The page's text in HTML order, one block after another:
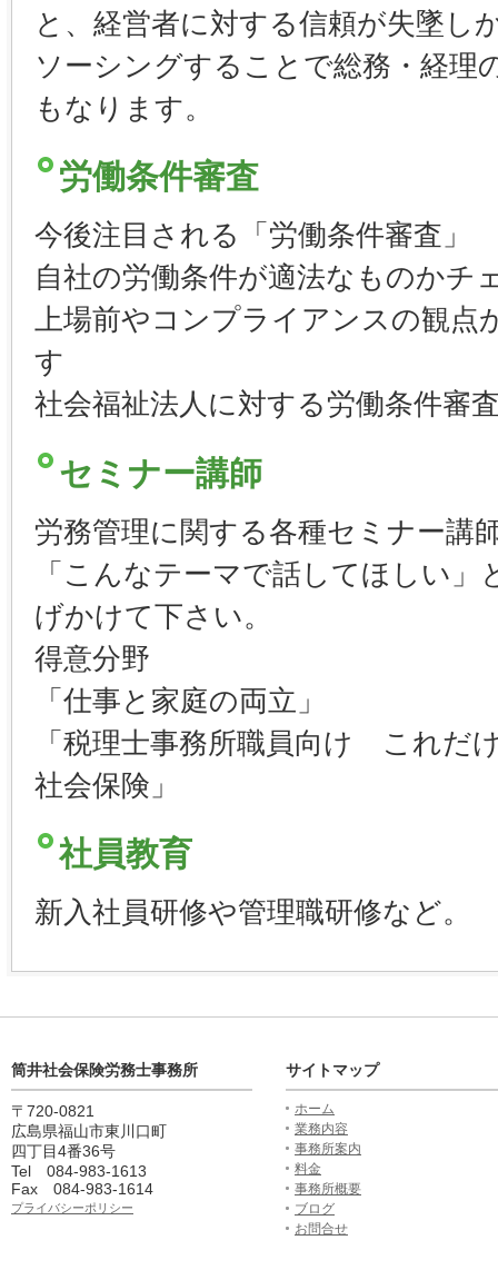
と、経営者に対する信頼が失墜し
ソーシングすることで総務・経理
もなります。
労働条件審査
今後注目される「労働条件審査」
自社の労働条件が適法なものかチ
上場前やコンプライアンスの観点
す
社会福祉法人に対する労働条件審
セミナー講師
労務管理に関する各種セミナー講
「こんなテーマで話してほしい
げかけて下さい。
得意分野
「仕事と家庭の両立」
「税理士事務所職員向け これだ
社会保険」
社員教育
新入社員研修や管理職研修など。
筒井社会保険労務士事務所
〒720-0821
広島県福山市東川口町
四丁目4番36号
Tel 084-983-1613
Fax 084-983-1614
プライバシーポリシー
サイトマップ
ホーム
業務内容
事務所案内
料金
事務所概要
ブログ
お問合せ